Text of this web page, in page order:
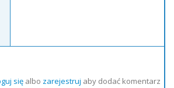
sięalbo zarejestruj aby dodać komentarz